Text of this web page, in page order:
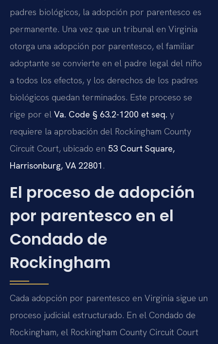
padres biológicos, la adopción por parentesco es
permanente. Una vez que un tribunal en Virginia
otorga una adopción por parentesco, el familiar
adoptante se convierte en el padre legal del niño
a todos los efectos, y los derechos de los padres
biológicos quedan terminados. Este proceso se
rige por el Va. Code § 63.2-1200 et seq. y
requiere la aprobación del Rockingham County
Circuit Court, ubicado en 53 Court Square,
Harrisonburg, VA 22801 .
El proceso de adopción
por parentesco en el
Condado de
Rockingham
Cada adopción por parentesco en Virginia sigue un
proceso judicial estructurado. En el Condado de
Rockingham, el Rockingham County Circuit Court